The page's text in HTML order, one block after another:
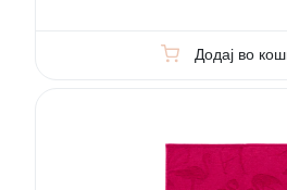
Додај во